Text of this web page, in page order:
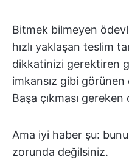
Bitmek bilmeyen
hızlı yaklaşan teslim
dikkatinizi gerektiren
imkansız gibi görünen
Başa çıkması
Ama iyi haber şu:
zorunda değilsiniz.